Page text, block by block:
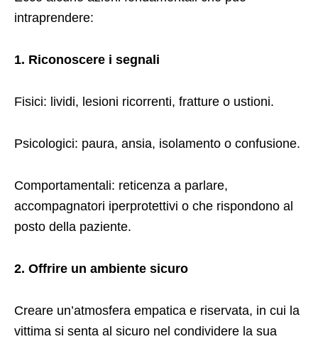
intraprendere:
1. Riconoscere i segnali
Fisici: lividi, lesioni ricorrenti, fratture o ustioni.
Psicologici: paura, ansia, isolamento o confusione.
Comportamentali: reticenza a parlare,
accompagnatori iperprotettivi o che rispondono al
posto della paziente.
2. Offrire un ambiente sicuro
Creare un’atmosfera empatica e riservata, in cui la
vittima si senta al sicuro nel condividere la sua